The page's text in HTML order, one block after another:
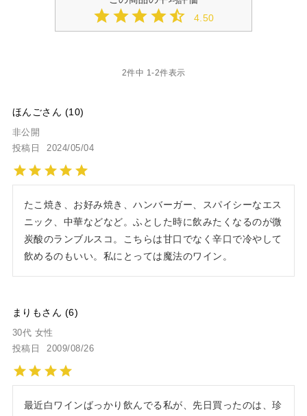
4.50
2件中 1-2件表示
ほんご 10
非公開
投稿日
2024/05/04
たこ焼き、お好み焼き、ハンバーガー、スパイシーなエス
ニック、中華などなど。ふとした時に飲みたくなるのが微
炭酸のランブルスコ。こちらは甘口でなく辛口で冷やして
飲めるのもいい。私にとっては魔法のワイン。
まりも 6
30代 女性
投稿日
2009/08/26
最近白ワインばっかり飲んでる私が、先日買ったのは、珍